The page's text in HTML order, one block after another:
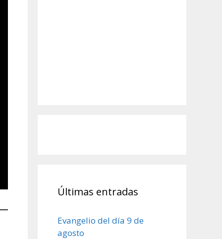
Últimas entradas
Evangelio del día 9 de
agosto